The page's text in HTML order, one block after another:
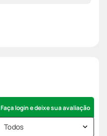
Faça login e deixe sua avaliação
Todos